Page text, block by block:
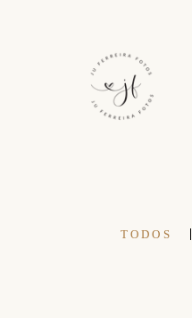
TODOS